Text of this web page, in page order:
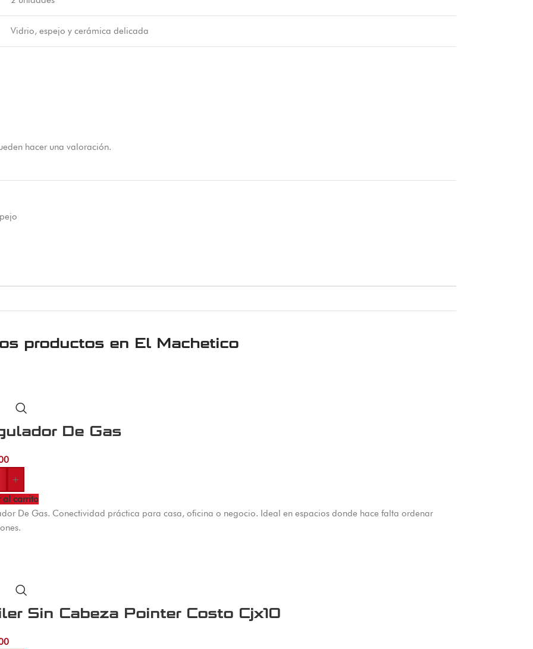
Vidrio, espejo y cerámica delicada
hacer una valoración.
productos en El Machetico
De Gas
+
al carrito
De Gas. Conectividad práctica para casa, oficina o negocio. Ideal en espacios donde hace falta ordenar
Sin Cabeza Pointer Costo Cjx10